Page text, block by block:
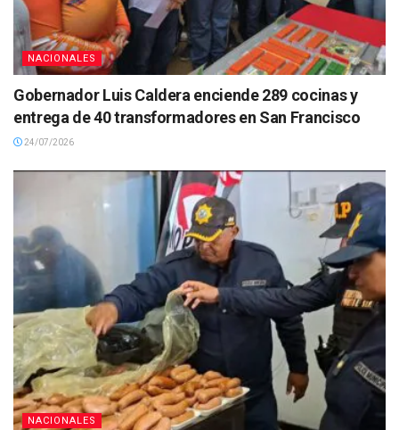
NACIONALES
Gobernador Luis Caldera enciende 289 cocinas y
entrega de 40 transformadores en San Francisco
24/07/2026
NACIONALES